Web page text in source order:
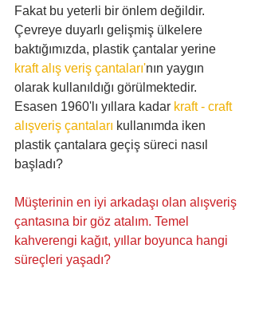
Fakat bu yeterli bir önlem değildir.
Çevreye duyarlı gelişmiş ülkelere
baktığımızda, plastik çantalar yerine
kraft alış veriş çantaları'nın yaygın
olarak kullanıldığı görülmektedir.
Esasen 1960'lı yıllara kadar kraft - craft
alışveriş çantaları kullanımda iken
plastik çantalara geçiş süreci nasıl
başladı?
Müşterinin en iyi arkadaşı olan alışveriş
çantasına bir göz atalım. Temel
kahverengi kağıt, yıllar boyunca hangi
süreçleri yaşadı?